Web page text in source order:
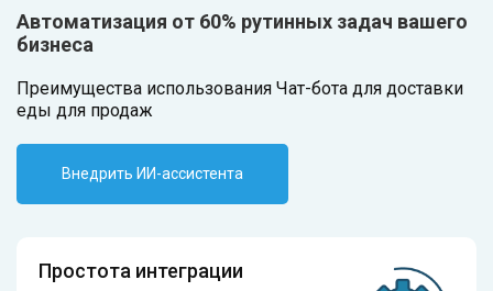
Автоматизация от 60% рутинных задач вашего
бизнеса
Преимущества использования Чат-бота для доставки
еды для продаж
Внедрить ИИ-ассистента
Простота интеграции